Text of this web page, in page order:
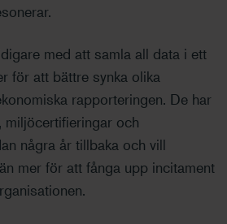
med att samla all data i ett
för att bättre synka olika
rapporteringen. De har
miljöcertifieringar och
några år tillbaka och vill
mer för att fånga upp incitament